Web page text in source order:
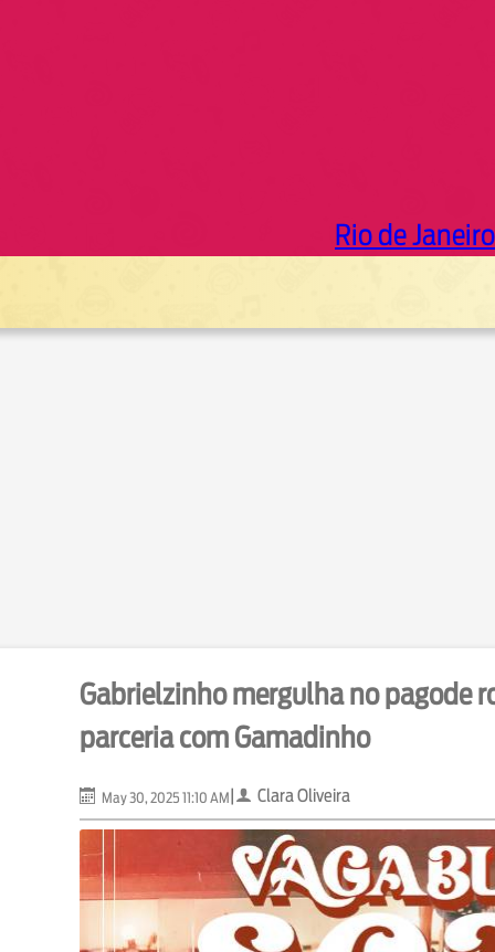
Rio de Janeiro
Gabrielzinho mergulha no pagode
parceria com Gamadinho
May 30, 2025 11:10 AM| Clara Oliveira